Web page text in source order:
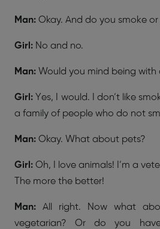
Man: Okay. And do you smoke or
Girl: No and no.
Man: Would you mind being with
Girl: Yes, I would. I don’t like
a family of people who do not
Man: Okay. What about pets?
Girl: Oh, I love animals! I’m a
The more the better!
Man: All right. Now what
vegetarian? Or do you